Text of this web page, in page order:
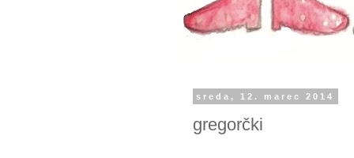
sreda, 12. marec 2014
gregorčki